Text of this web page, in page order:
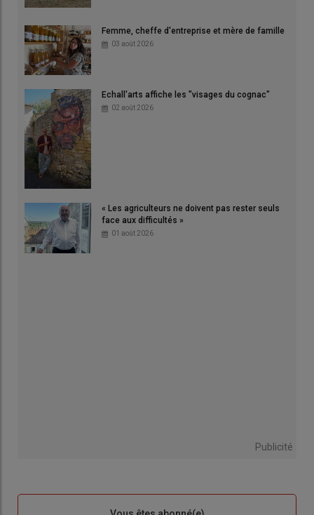
Femme, cheffe d'entreprise et mère de famille
03 août 2026
Echall'arts affiche les "visages du cognac"
02 août 2026
« Les agriculteurs ne doivent pas rester seuls
face aux difficultés »
01 août 2026
Publicité